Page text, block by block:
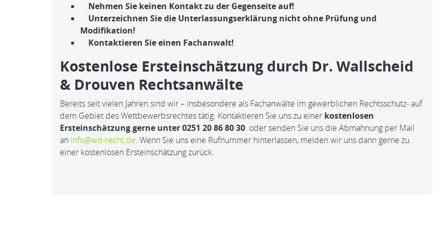
Nehmen Sie keinen Kontakt zu der Gegenseite auf!
Unterzeichnen Sie die Unterlassungserklärung nicht ohne Prüfung und
Modifikation!
Kontaktieren Sie einen Fachanwalt!
Kostenlose Ersteinschätzung durch Dr. Wallscheid
& Drouven Rechtsanwälte
Bereits seit vielen Jahren sind wir – insbesondere als Fachanwälte im gewerblichen Rechtsschutz- auf
dem Gebiet des Wettbewerbsrechtes tätig. Kontaktieren Sie uns zu einer kostenlosen
Ersteinschätzung gerne unter 0251 20 86 80 30 oder senden Sie uns die Abmahnung per Mail
an info@wd-recht.de. Wenn Sie uns eine Rufnummer hinterlassen, melden wir uns dann gerne zu
einer kostenlosen Ersteinschätzung zurück.